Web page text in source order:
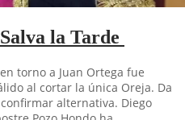
la Tarde
torno a Juan Ortega fue
al cortar la única Oreja. Da
alternativa. Diego